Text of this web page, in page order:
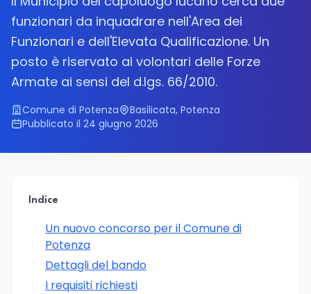
funzionari da inquadrare nell'Area dei
Funzionari e dell'Elevata Qualificazione. Un
posto è riservato ai volontari delle Forze
Armate ai sensi del d.lgs. 66/2010.
Comune di Potenza
Basilicata, Potenza
Pubblicato il 24 giugno 2026
Indice
Un nuovo concorso per il Comune di
Potenza
Dettagli del bando
I requisiti richiesti